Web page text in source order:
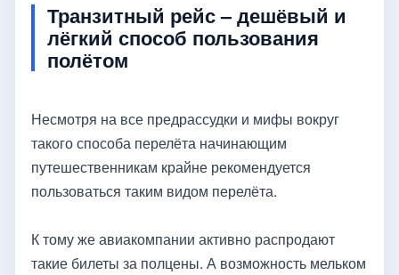
Транзитный рейс – дешёвый и
лёгкий способ пользования
полётом
Несмотря на все предрассудки и мифы вокруг
такого способа перелёта начинающим
путешественникам крайне рекомендуется
пользоваться таким видом перелёта.
К тому же авиакомпании активно распродают
такие билеты за полцены. А возможность мельком